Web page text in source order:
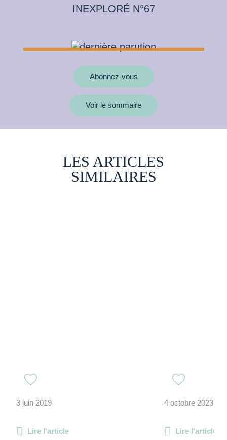
INEXPLORÉ N°67
Abonnez-vous
Voir le sommaire
LES ARTICLES
SIMILAIRES
3 juin 2019
Lire l'article
4 octobre 2023
Lire l'article